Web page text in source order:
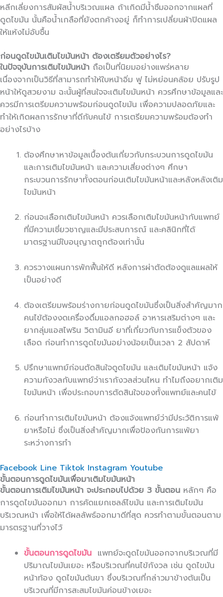
หลีกเลี่ยงการสัมผัสน้ำบริเวณแผล ถ้าเกิดมีน้ำซึมออกจากแผลที่
ดูดไขมัน นั้นคือน้ำเกลือที่ยังตกค้างอยู่ ก็ทำการเปลี่ยนผ้าปิดแผล
ให้แห้งไม่อับชื้น
ก่อนดูดไขมันเติมไขมันหน้า ต้องเตรียมตัวอย่างไร?
ในปัจจุบันการเติมไขมันหน้า ถือเป็นที่นิยมอย่างแพร่หลาย
เนื่องจากเป็นวิธีที่สามารถทำให้ใบหน้าอิ่ม ฟู ไม่หย่อนคล้อย ปรับรูป
หน้าให้ดูสวยงาม ฉะนั้นผู้ที่สนใจจะเติมไขมันหน้า ควรศึกษาข้อมูลและ
ควรมีการเตรียมความพร้อมก่อนดูดไขมัน เพื่อความปลอดภัยและ
ทำให้เกิดผลการรักษาที่ดีกับคนไข้ การเตรียมความพร้อมต้องทำ
อย่างไรบ้าง
ต้องศึกษาหาข้อมูลเบื้องต้นเกี่ยวกับกระบวนการดูดไขมัน
และการเติมไขมันหน้า และความเสี่ยงต่างๆ ศึกษา
กระบวนการรักษาทั้งตอนก่อนเติมไขมันหน้าและหลังหลังเติม
ไขมันหน้า
ก่อนจะเลือกเติมไขมันหน้า ควรเลือกเติมไขมันหน้ากับแพทย์
ที่มีความเชี่ยวชาญและมีประสบการณ์ และคลินิกที่ได้
มาตรฐานมีใบอนุญาตถูกต้องเท่านั้น
ควรวางแผนการพักฟื้นให้ดี หลังการผ่าตัดต้องดูแลแผลให้
เป็นอย่างดี
ต้องเตรียมพร้อมร่างกายก่อนดูดไขมันซึ่งเป็นสิ่งสำคัญมาก
คนไข้ต้องงดเครื่องดื่มแอลกอฮอล์ อาหารเสริมต่างๆ และ
ยากลุ่มแอสไพริน วิตามินอี ยาที่เกี่ยวกับการแข็งตัวของ
เลือด ก่อนทำการดูดไขมันอย่างน้อยเป็นเวลา 2 สัปดาห์
ปรึกษาแพทย์ก่อนตัดสินใจดูดไขมัน และเติมไขมันหน้า แจ้ง
ความกังวลกับแพทย์ว่าเรากังวลส่วนไหน ทำไมถึงอยากเติม
ไขมันหน้า เพื่อประกอบการตัดสินใจของทั้งแพทย์และคนไข้
ก่อนทำการเติมไขมันหน้า ต้องแจ้งแพทย์ว่ามีประวัติการแพ้
ยาหรือไม่ ซึ่งเป็นสิ่งสำคัญมากเพื่อป้องกันการแพ้ยา
ระหว่างการทำ
Facebook Line Tiktok Instagram Youtube
ขั้นตอนการดูดไขมันเพื่อมาเติมไขมันหน้า
ขั้นตอนการเติมไขมันหน้า จะประกอบไปด้วย 3 ขั้นตอน หลักๆ คือ
การดูดไขมันออกมา การคัดแยกเซลล์ไขมัน และการเติมไขมัน
บริเวณหน้า เพื่อให้ได้ผลลัพธ์ออกมาดีที่สุด ควรทำตามขั้นตอนตาม
มารตรฐานที่วางไว้
ขั้นตอนการดูดไขมัน แพทย์จะดูดไขมันออกจากบริเวณที่มี
ปริมาณไขมันเยอะ หรือบริเวณที่คนไข้กังวล เช่น ดูดไขมัน
หน้าท้อง ดูดไขมันต้นขา ซึ่งบริเวณที่กล่าวมาข้างต้นเป็น
บริเวณที่มีการสะสมไขมันค่อนข้างเยอะ